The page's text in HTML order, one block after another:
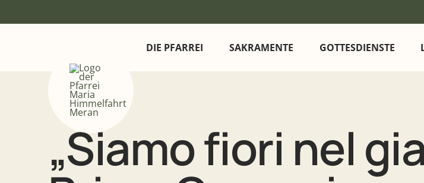
DIE PFARREI SAKRAMENTE GOTTESDIENSTE
„Siamo fiori nel